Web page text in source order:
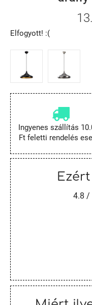
Elfogyott! :(
Ingyenes szállítás
Ft feletti rendelés
4.8 /